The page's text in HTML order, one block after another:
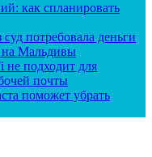
как спланировать
потребовала деньги
на Мальдивы
подходит для
почты
поможет убрать